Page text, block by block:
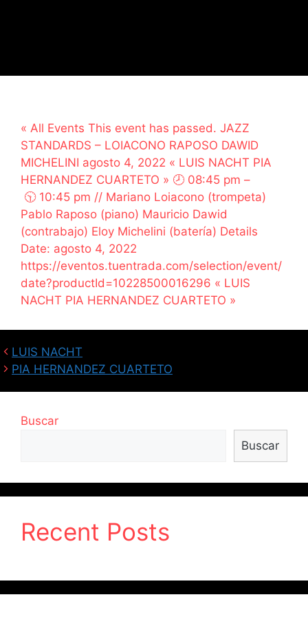
« All Events This event has passed. JAZZ
STANDARDS – LOIACONO RAPOSO DAWID
MICHELINI agosto 4, 2022 « LUIS NACHT PIA
HERNANDEZ CUARTETO » 🕗 08:45 pm –
🕥 10:45 pm // Mariano Loiacono (trompeta)
Pablo Raposo (piano) Mauricio Dawid
(contrabajo) Eloy Michelini (batería) Details
Date: agosto 4, 2022
https://eventos.tuentrada.com/selection/event/
date?productId=10228500016296 « LUIS
NACHT PIA HERNANDEZ CUARTETO »
LUIS NACHT
PIA HERNANDEZ CUARTETO
Buscar
Buscar
Recent Posts